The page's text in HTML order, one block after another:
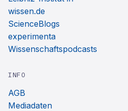
wissen.de
ScienceBlogs
experimenta
Wissenschaftspodcasts
INFO
AGB
Mediadaten